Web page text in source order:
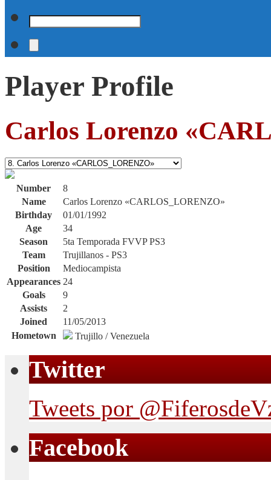
Player Profile
Carlos Lorenzo
Number
8
Name
Carlos Lorenzo «CARLOS_LORENZO»
Birthday
01/01/1992
Age
34
Season
5ta Temporada FVVP PS3
Team
Trujillanos - PS3
Position
Mediocampista
Appearances 24
Goals
9
Assists
2
Joined
11/05/2013
Hometown
Trujillo / Venezuela
Twitter
Tweets por
Facebook